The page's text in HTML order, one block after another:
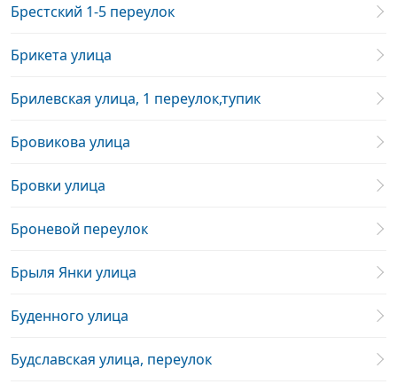
Брестский 1-5 переулок
Брикета улица
Брилевская улица, 1 переулок,тупик
Бровикова улица
Бровки улица
Броневой переулок
Брыля Янки улица
Буденного улица
Будславская улица, переулок